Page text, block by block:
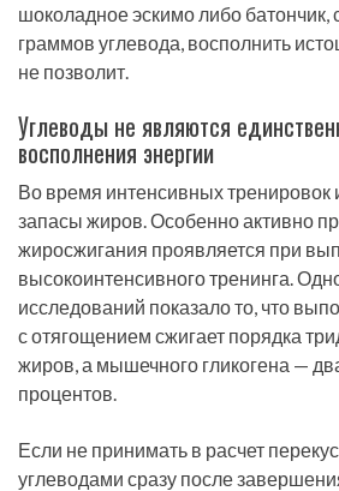
шоколадное эскимо либо
граммов углевода, восполнить
не позволит.
Углеводы не являются
восполнения энергии
Во время интенсивных тренировок
запасы жиров. Особенно активно
жиросжигания проявляется при
высокоинтенсивного тренинга.
исследований показало то, что
с отягощением сжигает порядка
жиров, а мышечного гликогена —
процентов.
Если не принимать в расчет
углеводами сразу после